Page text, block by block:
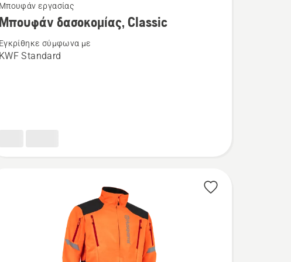
Μπουφάν εργασίας
Μπουφάν δασοκομίας, Classic
Εγκρίθηκε σύμφωνα με
KWF Standard